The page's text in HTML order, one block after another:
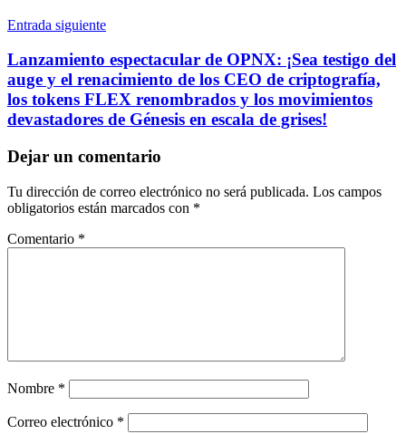
Entrada siguiente
Lanzamiento espectacular de OPNX: ¡Sea testigo del
auge y el renacimiento de los CEO de criptografía,
los tokens FLEX renombrados y los movimientos
devastadores de Génesis en escala de grises!
Dejar un comentario
Tu dirección de correo electrónico no será publicada. Los campos
obligatorios están marcados con *
Comentario *
Nombre *
Correo electrónico *